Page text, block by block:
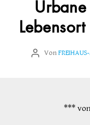
Beitragsautor
Von
***